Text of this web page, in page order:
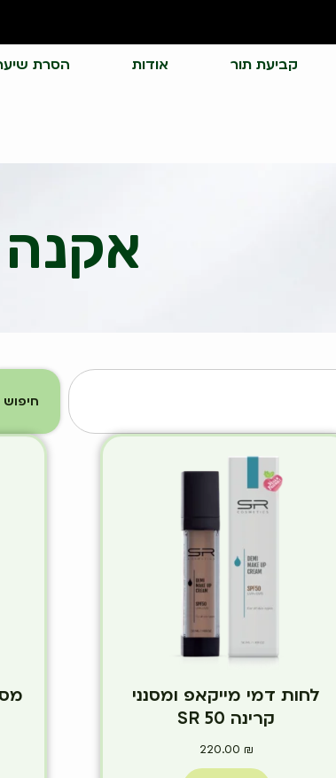
קביעת תור אודות הסרת
אקנה
חיפוש
לחות דמי מייקאפ ומסנני
קרינה 50 SR
220.00 ₪